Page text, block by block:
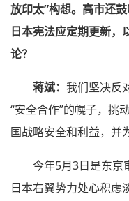
放印太”构想。高市还
日本宪法应定期更新，
论？
蒋斌： 我们坚决反
“安全合作”的幌子，挑
国战略安全和利益，并
今年5月3日是东京
日本右翼势力处心积虑